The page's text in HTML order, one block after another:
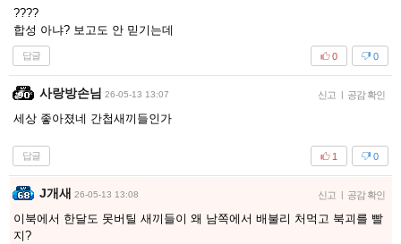
????
합성 아냐? 보고도 안 믿기는데
답글 0
0
사랑방손님 26-05-13 13:07 신고 | 공감 확인
세상 좋아졌네 간첩새끼들인가
답글 0
1
J개새 26-05-13 13:08 신고 | 공감 확인
이북에서 한달도 못버틸 새끼들이 왜 남쪽에서 배불리 처먹고 북괴를 빨
지?